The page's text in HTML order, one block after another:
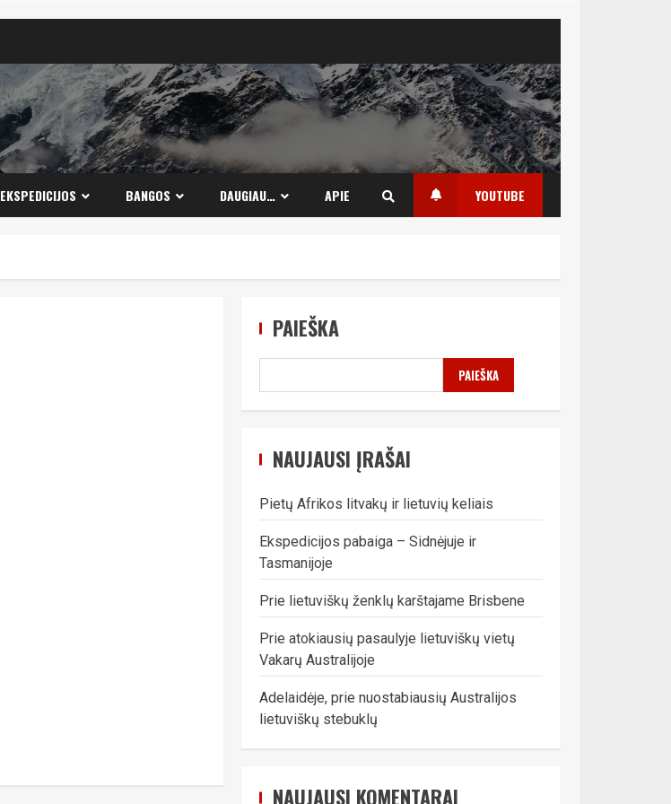
EKSPEDICIJOS BANGOS DAUGIAU… APIE YOUTUBE
PAIEŠKA
PAIEŠKA
NAUJAUSI ĮRAŠAI
Pietų Afrikos litvakų ir lietuvių keliais
Ekspedicijos pabaiga – Sidnėjuje ir
Tasmanijoje
Prie lietuviškų ženklų karštajame Brisbene
Prie atokiausių pasaulyje lietuviškų vietų
Vakarų Australijoje
Adelaidėje, prie nuostabiausių Australijos
lietuviškų stebuklų
NAUJAUSI KOMENTARAI